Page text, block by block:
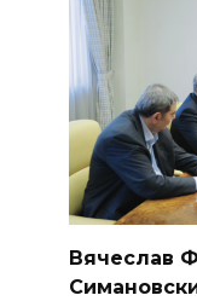
Вячеслав